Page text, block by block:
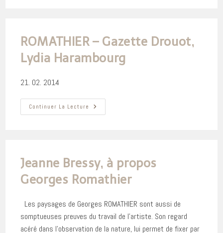
2 Février
–
5
Mars
2016
ROMATHIER – Gazette Drouot,
Lydia Harambourg
21. 02. 2014
Continuer La Lecture ROMATHIER
–
Jeanne Bressy, à propos
Georges Romathier
Les paysages de Georges ROMATHIER sont aussi de
somptueuses preuves du travail de l'artiste. Son regard
acéré dans l'observation de la nature, lui permet de fixer par